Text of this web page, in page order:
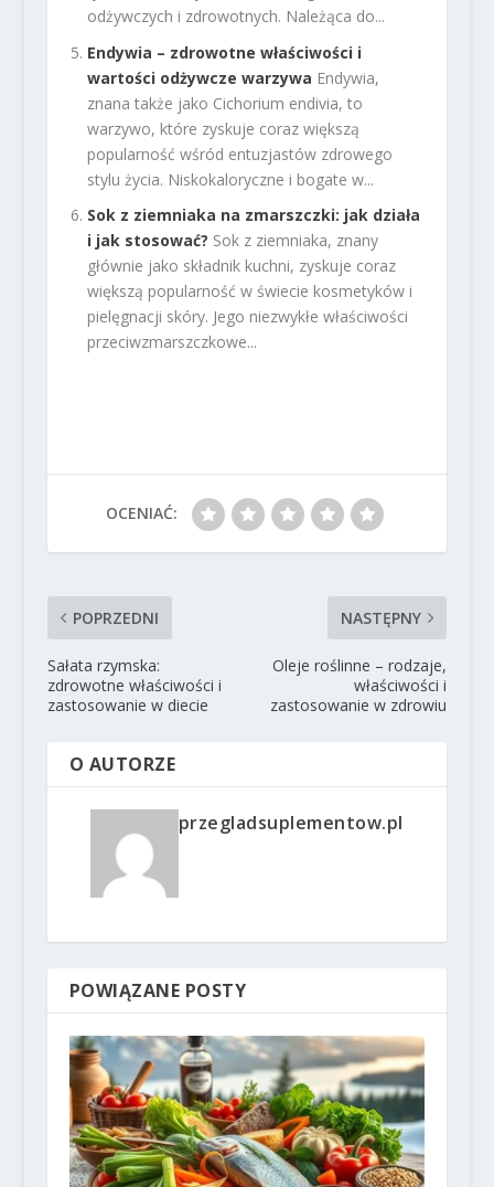
odżywczych i zdrowotnych. Należąca do...
Endywia – zdrowotne właściwości i
wartości odżywcze warzywa Endywia,
znana także jako Cichorium endivia, to
warzywo, które zyskuje coraz większą
popularność wśród entuzjastów zdrowego
stylu życia. Niskokaloryczne i bogate w...
Sok z ziemniaka na zmarszczki: jak działa
i jak stosować? Sok z ziemniaka, znany
głównie jako składnik kuchni, zyskuje coraz
większą popularność w świecie kosmetyków i
pielęgnacji skóry. Jego niezwykłe właściwości
przeciwzmarszczkowe...
OCENIAĆ:
POPRZEDNI
Sałata rzymska:
zdrowotne właściwości i
zastosowanie w diecie
NASTĘPNY
Oleje roślinne – rodzaje,
właściwości i
zastosowanie w zdrowiu
O AUTORZE
przegladsuplementow.pl
POWIĄZANE POSTY